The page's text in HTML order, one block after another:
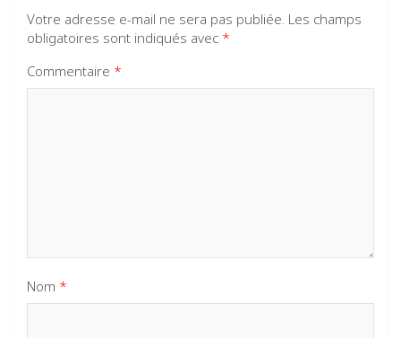
Votre adresse e-mail ne sera pas publiée. Les champs
obligatoires sont indiqués avec *
Commentaire *
Nom *